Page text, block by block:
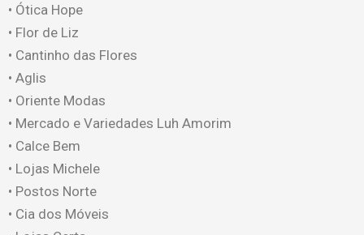
• ⁠Ótica Hope
• ⁠Flor de Liz
• ⁠Cantinho das Flores
• ⁠Aglis
• ⁠Oriente Modas
• ⁠Mercado e Variedades Luh Amorim
• ⁠Calce Bem
• ⁠Lojas Michele
• ⁠Postos Norte
• ⁠Cia dos Móveis